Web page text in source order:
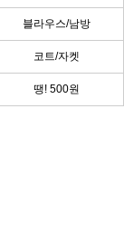
블라우스/남방
코트/자켓
땡! 500원